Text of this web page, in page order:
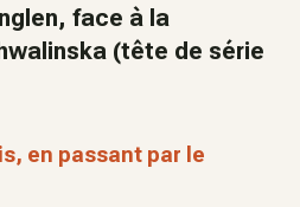
face à la
(tête de série
en passant par le